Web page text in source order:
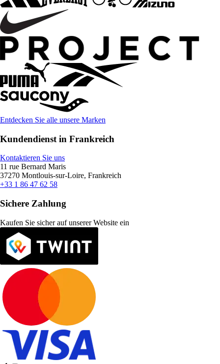
Entdecken Sie alle unsere Marken
Kundendienst in Frankreich
Kontaktieren Sie uns
11 rue Bernard Maris
37270 Montlouis-sur-Loire, Frankreich
+33 1 86 47 62 58
Sichere Zahlung
Kaufen Sie sicher auf unserer Website ein